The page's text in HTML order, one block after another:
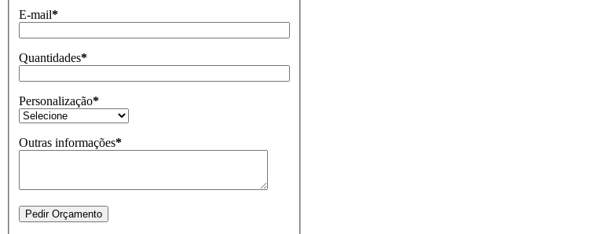
E-mail*
Quantidades*
Personalização*
Outras informações*